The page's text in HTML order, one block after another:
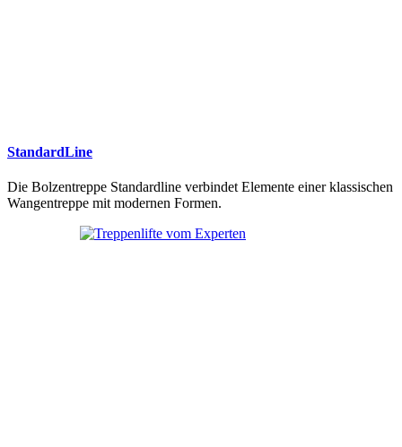
StandardLine
Die Bolzentreppe Standardline verbindet Elemente einer klassischen
Wangentreppe mit modernen Formen.